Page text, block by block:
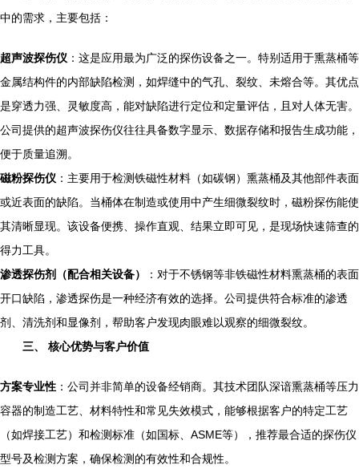
中的需求，主要包括：
超声波探伤仪 ：这是应用最为广泛的探伤设备之一。特别适用于熏蒸桶等
金属结构件的内部缺陷检测，如焊缝中的气孔、裂纹、未熔合等。其优点
是穿透力强、灵敏度高，能对缺陷进行定位和定量评估，且对人体无害。
公司提供的超声波探伤仪往往具备数字显示、数据存储和报告生成功能，
便于质量追溯。
磁粉探伤仪 ：主要用于检测铁磁性材料（如碳钢）熏蒸桶及其他部件表面
或近表面的缺陷。当桶体在制造或使用中产生细微裂纹时，磁粉探伤能使
其清晰显现。该设备便携、操作直观、结果立即可见，是现场快速筛查的
得力工具。
渗透探伤剂（配合相关设备）
：对于不锈钢等非铁磁性材料熏蒸桶的表面
开口缺陷，渗透探伤是一种经济有效的选择。公司提供符合标准的渗透
剂、清洗剂和显像剂，帮助客户发现肉眼难以观察的细微裂纹。
三、 核心优势与客户价值
方案专业性 ：公司并非简单的设备经销商。其技术团队深谙熏蒸桶等压力
容器的制造工艺、材料特性和常见失效模式，能够根据客户的特定工艺
（如焊接工艺）和检测标准（如国标、ASME等），推荐最合适的探伤仪
型号及检测方案，确保检测的有效性和合规性。